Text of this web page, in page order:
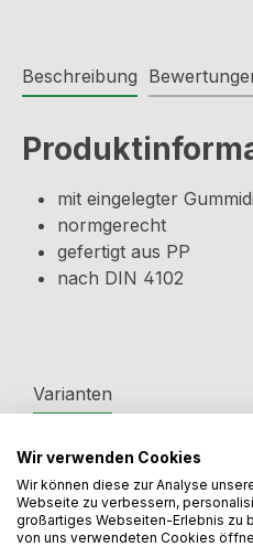
Beschreibung
mit eingelegter
normgerecht
gefertigt aus PP
nach DIN 4102
Varianten
Produktgalerie
Wir verwenden Cookies
Wir können diese zur Analyse
Webseite zu verbessern,
großartiges Webseiten-Erlebnis zu
von uns verwendeten Cookies